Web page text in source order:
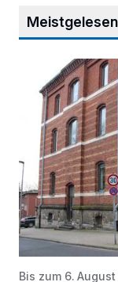
Meistgelesen
Abstimmung für
Bis zum 6. August